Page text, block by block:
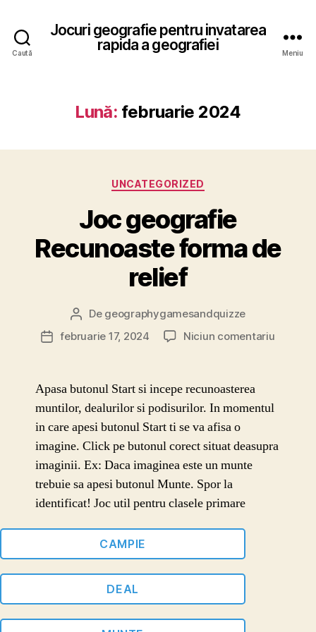
Caută
Jocuri geografie pentru invatarea
rapida a geografiei
Meniu
Lună: februarie 2024
Categorii
UNCATEGORIZED
Joc geografie
Recunoaste forma de
relief
Autor
articol
De geographygamesandquizze
Datăfebruarie 17, 2024 Niciun comentariula
de
Apasa butonul Start si incepe recunoasterea
muntilor, dealurilor si podisurilor. In momentul
in care apesi butonul Start ti se va afisa o
imagine. Click pe butonul corect situat deasupra
imaginii. Ex: Daca imaginea este un munte
trebuie sa apesi butonul Munte. Spor la
identificat! Joc util pentru clasele primare
CAMPIE
DEAL